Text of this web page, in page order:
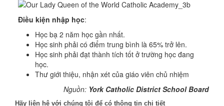
Điều kiện nhập học:
Học bạ 2 năm học gần nhất.
Học sinh phải có điểm trung bình là 65% trở lên.
Học sinh phải đạt thành tích tốt ở trường học đang
học.
Thư giới thiệu, nhận xét của giáo viên chủ nhiệm
Nguồn: York Catholic District School Board
Hãy liên hệ với chúng tôi để có thông tin chi tiết